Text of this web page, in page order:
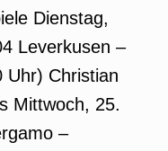
Dienstag,
Leverkusen –
Uhr) Christian
Mittwoch, 25.
–